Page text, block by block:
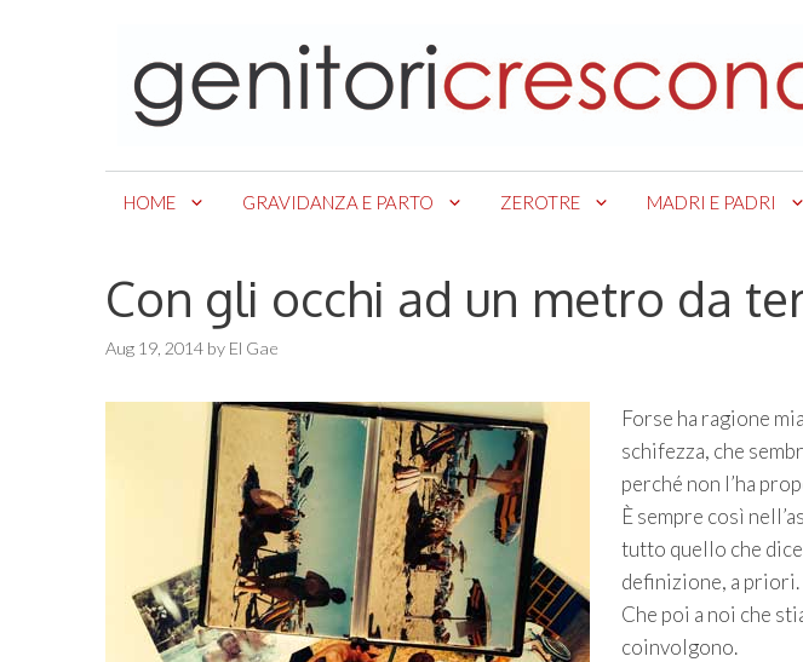
HOME GRAVIDANZA E PARTO ZEROTRE MADRI E PADRI
Con gli occhi ad un metro da
Aug 19, 2014 by El Gae
Forse ha ragione
schifezza, che
perché non l’ha
È sempre così
tutto quello che
definizione, a priori.
Che poi a noi che
coinvolgono.